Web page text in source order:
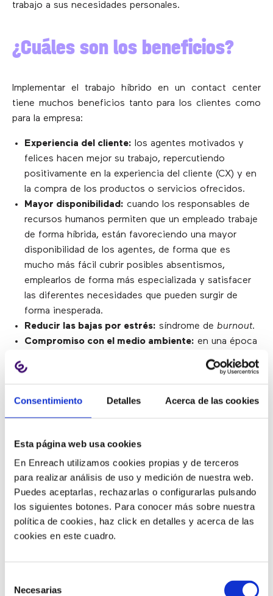
Consentimiento Detalles Acerca de las cookies
Esta página web usa cookies
En Enreach utilizamos cookies propias y de terceros
para realizar análisis de uso y medición de nuestra web.
Puedes aceptarlas, rechazarlas o configurarlas pulsando
los siguientes botones. Para conocer más sobre nuestra
política de cookies, haz click en detalles y acerca de las
cookies en este cuadro.
Necesarias
trabajo a sus necesidades personales.
¿Cuáles son los beneficios?
Implementar el trabajo híbrido en un contact center
tiene muchos beneficios tanto para los clientes como
para la empresa:
Experiencia del cliente: los agentes motivados y
felices hacen mejor su trabajo, repercutiendo
positivamente en la experiencia del cliente (CX) y en
la compra de los productos o servicios ofrecidos.
Mayor disponibilidad: cuando los responsables de
recursos humanos permiten que un empleado trabaje
de forma híbrida, están favoreciendo una mayor
disponibilidad de los agentes, de forma que es
mucho más fácil cubrir posibles absentismos,
emplearlos de forma más especializada y satisfacer
las diferentes necesidades que pueden surgir de
forma inesperada.
Reducir las bajas por estrés: síndrome de burnout.
Compromiso con el medio ambiente: en una época
claramente marcada por el compromiso con la
sostenibilidad, un call center que contribuya a reducir
desplazamientos) siempre será bien visto por los
potenciales clientes.
Retos del trabajo híbrido en el
contact center
Si bien es cierto que el trabajo híbrido tiene muchos
beneficios a la hora de gestionar la atención al cliente,
este post hemos analizado algunas de las claves para